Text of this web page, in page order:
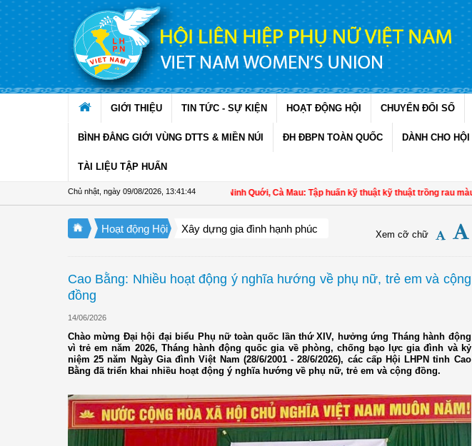
Truy cập nội dung luôn
GIỚI THIỆU TIN TỨC - SỰ KIỆN HOẠT ĐỘNG HỘI CHUYỂN ĐỔI SỐ
BÌNH ĐẲNG GIỚI VÙNG DTTS & MIỀN NÚI ĐH ĐBPN TOÀN QUỐC DÀNH CHO
TÀI LIỆU TẬP HUẤN
Chủ nhật, ngày 09/08/2026 13:41:46
Hội LHPN xã Ninh Quới, Cà Mau: Tập huấn kỹ thuật kỹ thuật trồng rau màu an
Hoạt động Hội Xây dựng gia đình hạnh phúc Xem cỡ chữ
Cao Bằng: Nhiều hoạt động ý nghĩa hướng về phụ nữ, trẻ em và cộng
đồng
14/06/2026
Chào mừng Đại hội đại biểu Phụ nữ toàn quốc lần thứ XIV, hưởng ứng Tháng hành động
vì trẻ em năm 2026, Tháng hành động quốc gia về phòng, chống bạo lực gia đình và kỷ
niệm 25 năm Ngày Gia đình Việt Nam (28/6/2001 - 28/6/2026), các cấp Hội LHPN tỉnh Cao
Bằng đã triển khai nhiều hoạt động ý nghĩa hướng về phụ nữ, trẻ em và cộng đồng.